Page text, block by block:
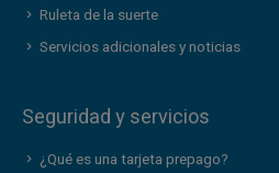
Ruleta de la suerte
Servicios adicionales y noticias
Seguridad y servicios
¿Qué es una tarjeta prepago?